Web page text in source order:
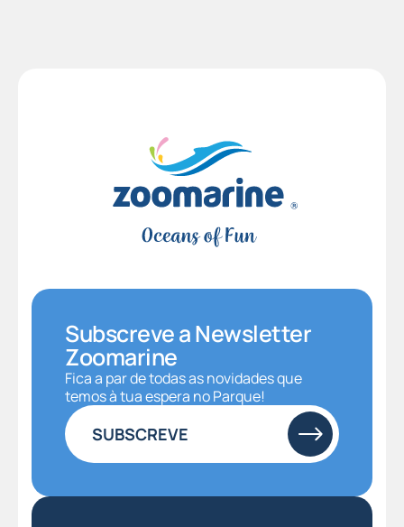
Subscreve a Newsletter
Zoomarine
Fica a par de todas as novidades que
temos à tua espera no Parque!
SUBSCREVE